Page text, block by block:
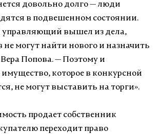
довольно долго — люди
в подвешенном состоянии.
вышел из дела,
не могут найти нового и назначить
Вера Попова. — Поэтому и
которое в конкурсной
не могут выставить на торги».
продает собственник
переходит право